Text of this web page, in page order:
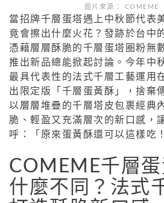
圖片來源： COMEME
當招牌千層蛋塔遇上中秋節代表
竟會擦出什麼火花？發跡於台中
憑藉層層酥脆的千層蛋塔圈粉無
推出新品總能掀起討論。今年中
最具代表性的法式千層工藝運用
出限定版「千層蛋黃酥」，捨棄
以層層堆疊的千層塔皮包裹經典
脆、輕盈又充滿層次的新口感，
呼：「原來蛋黃酥還可以這樣吃
COMEME千層
什麼不同？法式